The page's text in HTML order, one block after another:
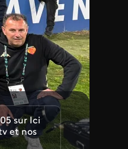
sur Ici
et nos